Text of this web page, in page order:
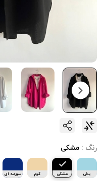
رنگ : مشکی
یخی مشکی کرم سورمه ای